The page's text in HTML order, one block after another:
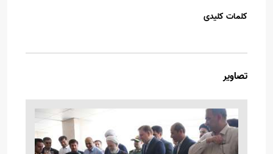
کلمات کلیدی
تصاویر